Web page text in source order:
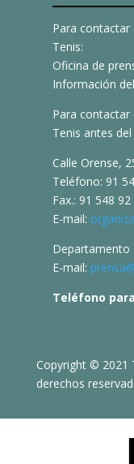
Para contactar
Tenis:
Oficina de
Información
Para contactar
Tenis antes
Calle Orense,
Teléfono: 91
Fax.: 91 548 92
E-mail:
Departamento
E-mail:
Teléfono
Copyright © 2021
derechos